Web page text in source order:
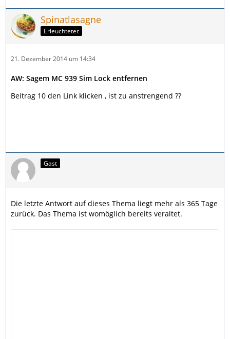
Spinatlasagne
Erleuchteter
21. Dezember 2014 um 14:34
AW: Sagem MC 939 Sim Lock entfernen
Beitrag 10 den Link klicken , ist zu anstrengend ??
Gast
Die letzte Antwort auf dieses Thema liegt mehr als 365 Tage
zurück. Das Thema ist womöglich bereits veraltet.